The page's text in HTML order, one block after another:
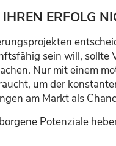
ERFOLG
sein will,
Nur mit einem
um der
am Markt als
Potenziale